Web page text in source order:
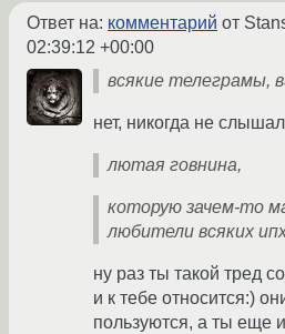
Ответ на: комментарий от
02:39:12 +00:00
всякие телеграмы,
нет, никогда не
лютая говнина,
которую зачем-то
любители всяких
ну раз ты такой тред
и к тебе относится:)
пользуются, а ты еще